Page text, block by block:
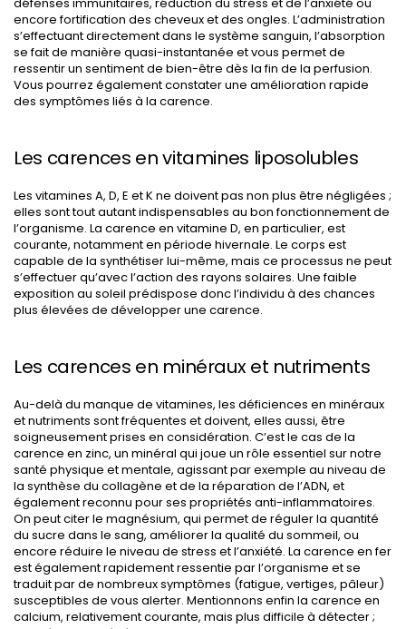
encore fortification des cheveux et des ongles. L’administration
s’effectuant directement dans le système sanguin, l’absorption
se fait de manière quasi-instantanée et vous permet de
ressentir un sentiment de bien-être dès la fin de la perfusion.
Vous pourrez également constater une amélioration rapide
des symptômes liés à la carence.
Les carences en vitamines liposolubles
Les vitamines A, D, E et K ne doivent pas non plus être négligées ;
elles sont tout autant indispensables au bon fonctionnement de
l’organisme. La carence en vitamine D, en particulier, est
courante, notamment en période hivernale. Le corps est
capable de la synthétiser lui-même, mais ce processus ne peut
s’effectuer qu’avec l’action des rayons solaires. Une faible
exposition au soleil prédispose donc l’individu à des chances
plus élevées de développer une carence.
Les carences en minéraux et nutriments
Au-delà du manque de vitamines, les déficiences en minéraux
et nutriments sont fréquentes et doivent, elles aussi, être
soigneusement prises en considération. C’est le cas de la
carence en zinc, un minéral qui joue un rôle essentiel sur notre
santé physique et mentale, agissant par exemple au niveau de
la synthèse du collagène et de la réparation de l’ADN, et
également reconnu pour ses propriétés anti-inflammatoires.
On peut citer le magnésium, qui permet de réguler la quantité
du sucre dans le sang, améliorer la qualité du sommeil, ou
encore réduire le niveau de stress et l’anxiété. La carence en fer
est également rapidement ressentie par l’organisme et se
traduit par de nombreux symptômes (fatigue, vertiges, pâleur)
susceptibles de vous alerter. Mentionnons enfin la carence en
calcium, relativement courante, mais plus difficile à détecter ;